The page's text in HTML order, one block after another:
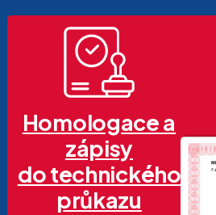
Homologace a
zápisy
do technického
průkazu